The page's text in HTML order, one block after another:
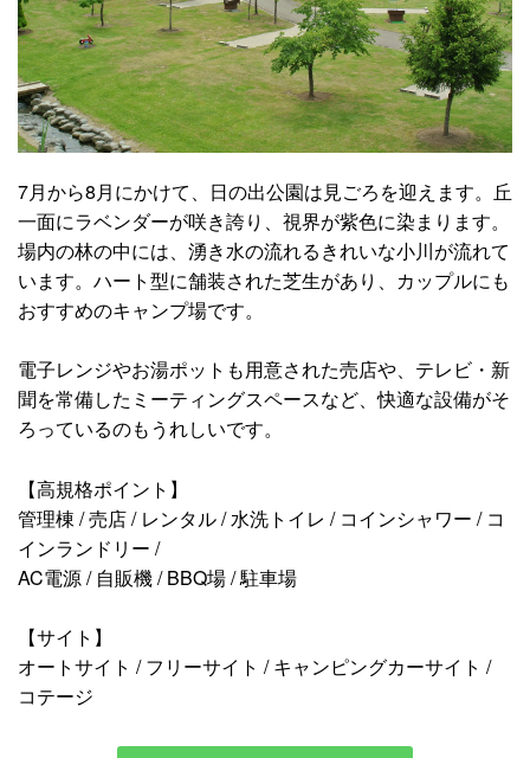
7月から8月にかけて、日の出公園は見ごろを迎えます。丘
一面にラベンダーが咲き誇り、視界が紫色に染まります。
場内の林の中には、湧き水の流れるきれいな小川が流れて
います。ハート型に舗装された芝生があり、カップルにも
おすすめのキャンプ場です。
電子レンジやお湯ポットも用意された売店や、テレビ・新
聞を常備したミーティングスペースなど、快適な設備がそ
ろっているのもうれしいです。
【高規格ポイント】
管理棟 / 売店 / レンタル / 水洗トイレ / コインシャワー / コ
インランドリー /
AC電源 / 自販機 / BBQ場 / 駐車場
【サイト】
オートサイト / フリーサイト / キャンピングカーサイト /
コテージ